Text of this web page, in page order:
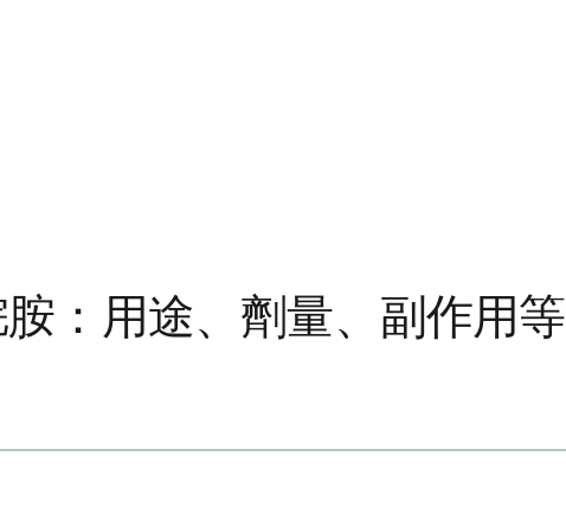
：用途、劑量、副作用等